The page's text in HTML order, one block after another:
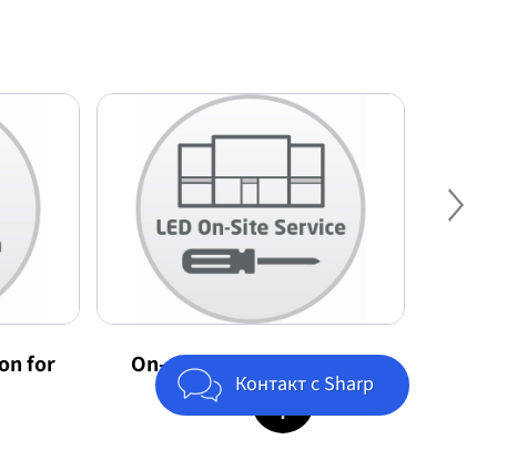
for
On-site Service for Direct
View LED
Контакт с Sharp
Jump to top of page